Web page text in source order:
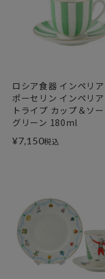
ロシア食器 インペリア
ポーセリン インペリ
トライプ カップ＆ソ
グリーン 180ml
¥7,150税込